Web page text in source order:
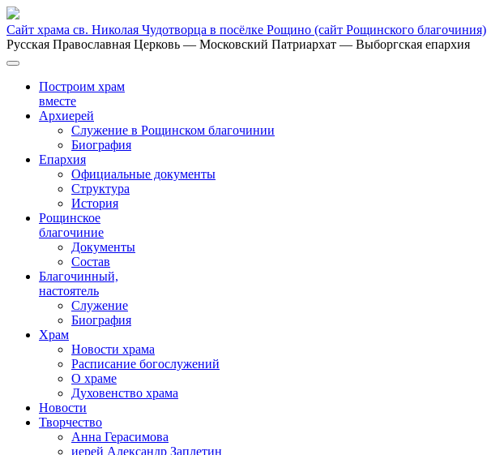
Сайт храма св. Николая Чудотворца в посёлке Рощино (сайт Рощинского благочиния)
Русская Православная Церковь — Московский Патриархат — Выборгская епархия
Построим храм
вместе
Архиерей
Служение в Рощинском благочинии
Биография
Епархия
Официальные документы
Структура
История
Рощинское
благочиние
Документы
Состав
Благочинный,
настоятель
Служение
Биография
Храм
Новости храма
Расписание богослужений
О храме
Духовенство храма
Новости
Творчество
Анна Герасимова
иерей Александр Заплетин